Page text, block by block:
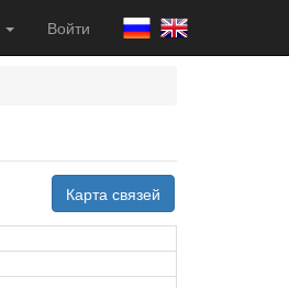
Войти
Карта связей